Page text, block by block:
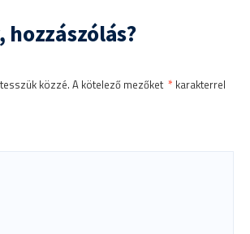
hozzászólás?
közzé. A kötelező mezőket * karakterrel